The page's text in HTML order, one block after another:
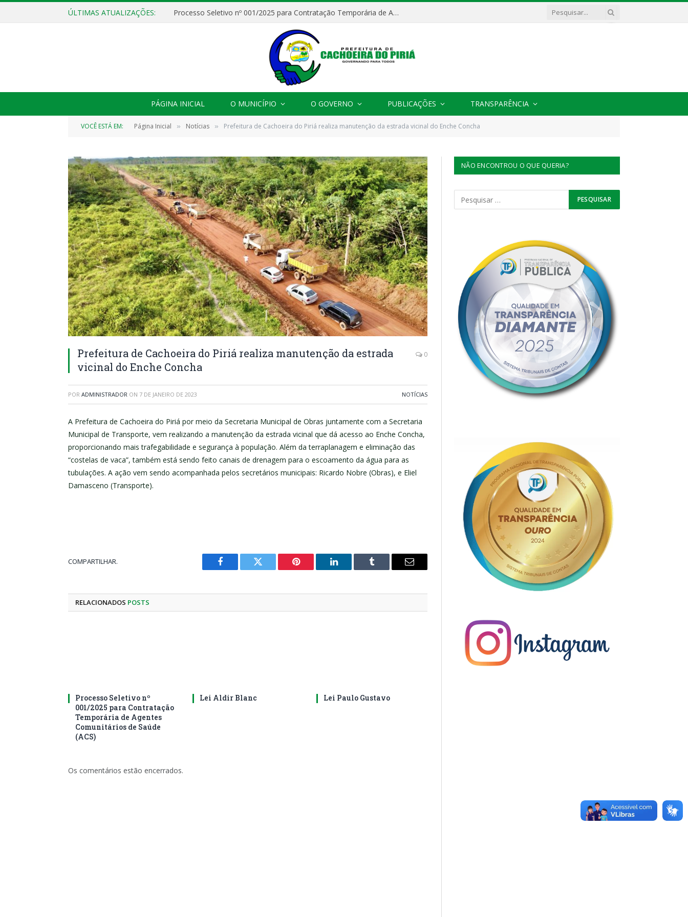
ÚLTIMAS ATUALIZAÇÕES: Processo Seletivo nº 001/2025 para Contratação Temporária de Agentes Comunitários de Saúde (ACS)
PÁGINA INICIAL O MUNICÍPIO O GOVERNO PUBLICAÇÕES TRANSPARÊNCIA
VOCÊ ESTÁ EM: Página Inicial » Notícias » Prefeitura de Cachoeira do Piriá realiza manutenção da estrada vicinal do Enche Concha
Prefeitura de Cachoeira do Piriá realiza manutenção da estrada
vicinal do Enche Concha
0
POR ADMINISTRADOR ON 7 DE JANEIRO DE 2023 NOTÍCIAS
A Prefeitura de Cachoeira do Piriá por meio da Secretaria Municipal de Obras juntamente com a Secretaria
Municipal de Transporte, vem realizando a manutenção da estrada vicinal que dá acesso ao Enche Concha,
proporcionando mais trafegabilidade e segurança à população. Além da terraplanagem e eliminação das
“costelas de vaca”, também está sendo feito canais de drenagem para o escoamento da água para as
tubulações. A ação vem sendo acompanhada pelos secretários municipais: Ricardo Nobre (Obras), e Eliel
Damasceno (Transporte).
COMPARTILHAR.
Facebook Twitter Pinterest LinkedIn Tumblr
E-
RELACIONADOS POSTS
Processo Seletivo nº
001/2025 para Contratação
Temporária de Agentes
Comunitários de Saúde
(ACS)
Lei Aldir Blanc Lei Paulo Gustavo
Os comentários estão encerrados.
NÃO ENCONTROU O QUE QUERIA?